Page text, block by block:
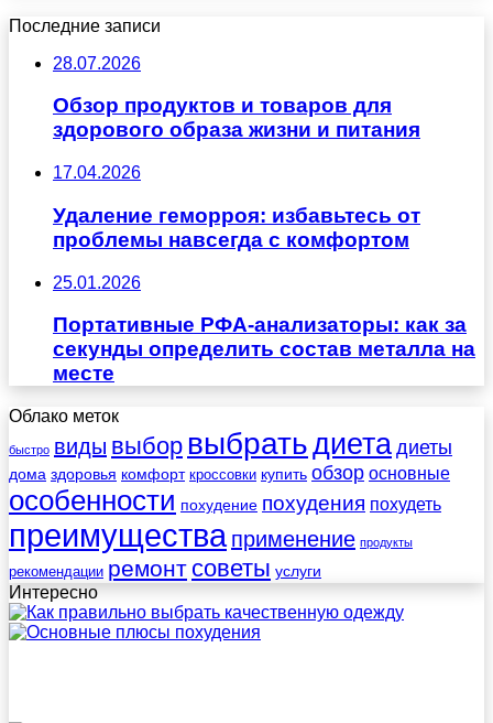
Последние записи
28.07.2026
Обзор продуктов и товаров для
здорового образа жизни и питания
17.04.2026
Удаление геморроя: избавьтесь от
проблемы навсегда с комфортом
25.01.2026
Портативные РФА-анализаторы: как за
секунды определить состав металла на
месте
Облако меток
быстро виды выбор выбратьдиета диеты
дома здоровья комфорт кроссовки купить обзор основные
особенности похудение похудения похудеть
преимущества применение продукты
рекомендации ремонт советы услуги
Интересно